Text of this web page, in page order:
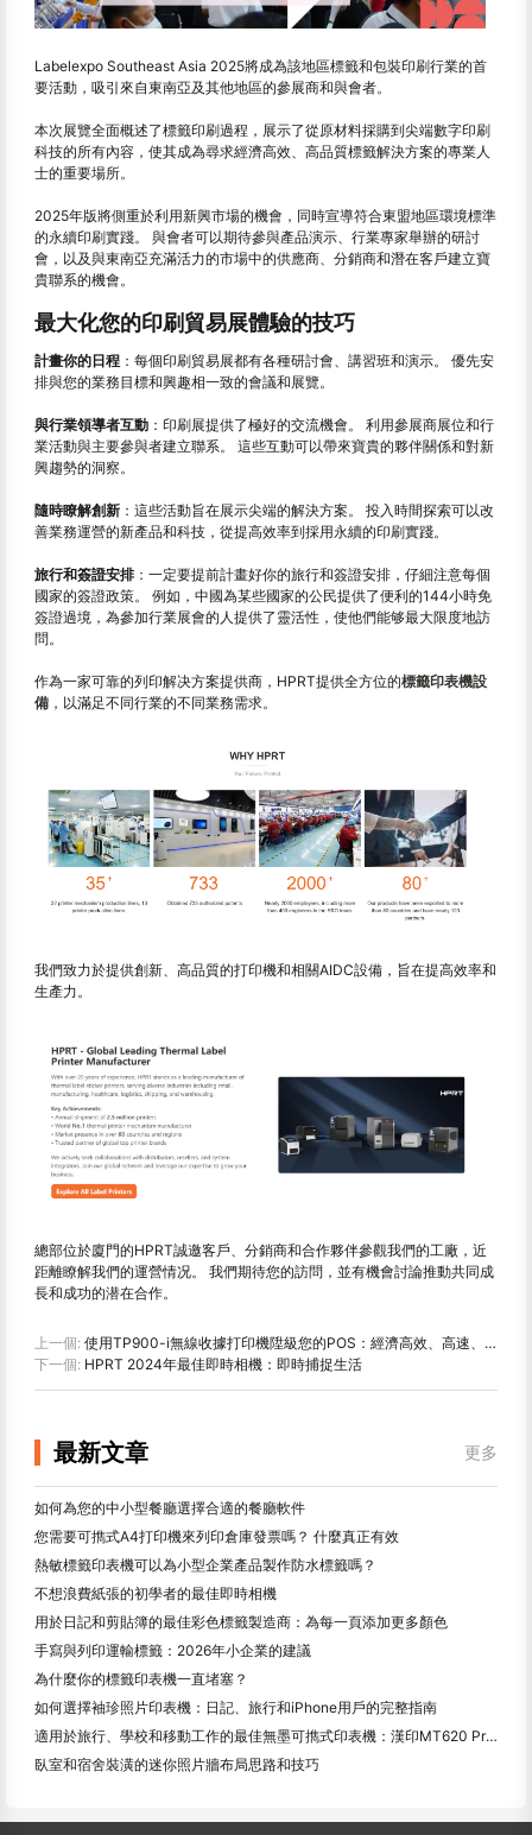
Labelexpo Southeast Asia 2025將成為該地區標籤和包裝印刷行業的首
要活動，吸引來自東南亞及其他地區的參展商和與會者。
本次展覽全面概述了標籤印刷過程，展示了從原材料採購到尖端數字印刷
科技的所有內容，使其成為尋求經濟高效、高品質標籤解決方案的專業人
士的重要場所。
2025年版將側重於利用新興市場的機會，同時宣導符合東盟地區環境標準
的永續印刷實踐。 與會者可以期待參與產品演示、行業專家舉辦的研討
會，以及與東南亞充滿活力的市場中的供應商、分銷商和潛在客戶建立寶
貴聯系的機會。
最大化您的印刷貿易展體驗的技巧
計畫你的日程 ：每個印刷貿易展都有各種研討會、講習班和演示。 優先安
排與您的業務目標和興趣相一致的會議和展覽。
與行業領導者互動 ：印刷展提供了極好的交流機會。 利用參展商展位和行
業活動與主要參與者建立聯系。 這些互動可以帶來寶貴的夥伴關係和對新
興趨勢的洞察。
隨時瞭解創新 ：這些活動旨在展示尖端的解決方案。 投入時間探索可以改
善業務運營的新產品和科技，從提高效率到採用永續的印刷實踐。
旅行和簽證安排 ：一定要提前計畫好你的旅行和簽證安排，仔細注意每個
國家的簽證政策。 例如，中國為某些國家的公民提供了便利的144小時免
簽證過境，為參加行業展會的人提供了靈活性，使他們能够最大限度地訪
問。
作為一家可靠的列印解决方案提供商，HPRT提供全方位的標籤印表機設
備 ，以滿足不同行業的不同業務需求。
我們致力於提供創新、高品質的打印機和相關AIDC設備，旨在提高效率和
生產力。
總部位於廈門的HPRT誠邀客戶、分銷商和合作夥伴參觀我們的工廠，近
距離瞭解我們的運營情况。 我們期待您的訪問，並有機會討論推動共同成
長和成功的潜在合作。
上一個: 使用TP900-i無線收據打印機陞級您的POS：經濟高效、高速、雲連接
下一個: HPRT 2024年最佳即時相機：即時捕捉生活
最新文章 更多
如何為您的中小型餐廳選擇合適的餐廳軟件
您需要可擕式A4打印機來列印倉庫發票嗎？ 什麼真正有效
熱敏標籤印表機可以為小型企業產品製作防水標籤嗎？
不想浪費紙張的初學者的最佳即時相機
用於日記和剪貼簿的最佳彩色標籤製造商：為每一頁添加更多顏色
手寫與列印運輸標籤：2026年小企業的建議
為什麼你的標籤印表機一直堵塞？
如何選擇袖珍照片印表機：日記、旅行和iPhone用戶的完整指南
適用於旅行、學校和移動工作的最佳無墨可擕式印表機：漢印MT620 Pro評測
臥室和宿舍裝潢的迷你照片牆布局思路和技巧